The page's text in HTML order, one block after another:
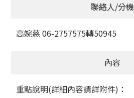
聯絡人/分機
高婉慈 06-2757575轉50945
內容
重點說明(詳細內容請詳附件)：